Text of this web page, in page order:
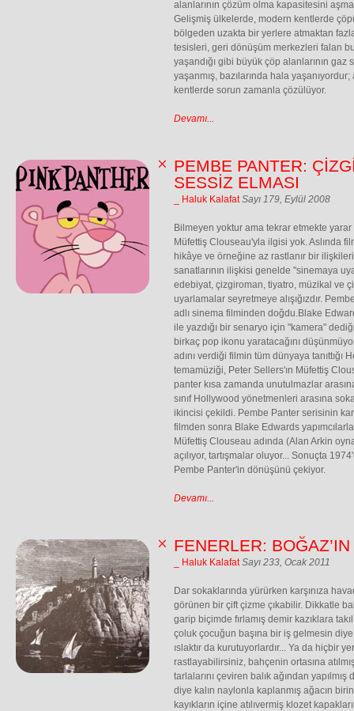
alanlarının çözüm olma kapasitesini
Gelişmiş ülkelerde, modern kentlerde
bölgeden uzakta bir yerlere atmaktan
tesisleri, geri dönüşüm merkezleri falan
yaşandığı gibi büyük çöp alanlarının gaz
yaşanmış, bazılarında hala
kentlerde sorun zamanla çözülüyor.
Devamı...
PEMBE PANTER:
SESSİZ ELMASI
_ Haluk Kalafat Sayı 179, Eylül 2008
Bilmeyen yoktur ama tekrar etmekte yarar
Müfettiş Clouseau'yla ilgisi yok. Aslında
hikâye ve örneğine az rastlanır bir
sanatlarının ilişkisi genelde "sinemaya
edebiyat, çizgiroman, tiyatro, müzikal ve
uyarlamalar seyretmeye alışığızdır.
adlı sinema filminden doğdu.Blake
ile yazdığı bir senaryo için "kamera"
birkaç pop ikonu yaratacağını
adını verdiği filmin tüm dünyaya
temamüziği, Peter Sellers'ın Müfettiş
panter kısa zamanda unutulmazlar
sınıf Hollywood yönetmenleri arasına
ikincisi çekildi. Pembe Panter serisinin
filmden sonra Blake Edwards yapımcılarla
Müfettiş Clouseau adında (Alan Arkin
açılıyor, tartışmalar oluyor... Sonuçta
Pembe Panter'in dönüşünü çekiyor.
Devamı...
FENERLER:
_ Haluk Kalafat Sayı 233, Ocak 2011
Dar sokaklarında yürürken karşınıza
görünen bir çift çizme çıkabilir. Dikkatle
garip biçimde fırlamış demir kazıklara
çoluk çocuğun başına bir iş gelmesin diye
ıslaktır da kurutuyorlardır... Ya da hiçbir
rastlayabilirsiniz, bahçenin ortasına
tarlalarını çeviren balık ağından
diye kalın naylonla kaplanmış ağacın
kayıkların içine atılıvermiş klozet